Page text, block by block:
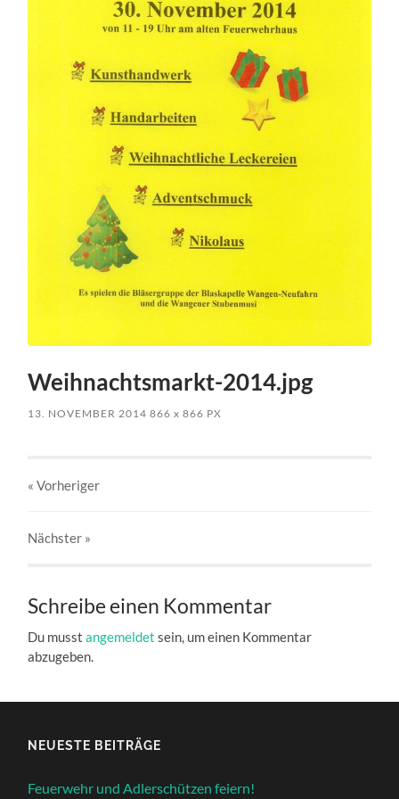
Weihnachtsmarkt-2014.jpg
13. NOVEMBER 2014 866x 866 PX
« Vorheriger
Nächster »
Schreibe einen Kommentar
Du musstangemeldet sein, um einen Kommentar
abzugeben.
NEUESTE BEITRÄGE
Feuerwehr und Adlerschützen feiern!